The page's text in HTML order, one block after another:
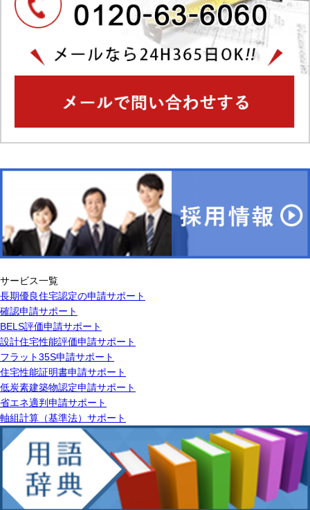
サービス一覧
長期優良住宅認定の申請サポート
確認申請サポート
BELS評価申請サポート
設計住宅性能評価申請サポート
フラット35S申請サポート
住宅性能証明書申請サポート
低炭素建築物認定申請サポート
省エネ適判申請サポート
軸組計算（基準法）サポート